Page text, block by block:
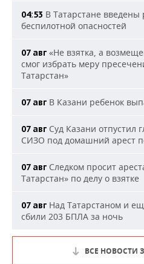
04:53 В Татарстане
беспилотной опасностей
07 авг «Не взятка, а
смог избрать меру
Татарстан»
07 авг В Казани ребенок
07 авг Суд Казани отпустил
СИЗО под домашний арест
07 авг Следком просит
Татарстан» по делу о взятке
07 авг Над Татарстаном и
сбили 203 БПЛА за ночь
ВСЕ НОВОСТИ